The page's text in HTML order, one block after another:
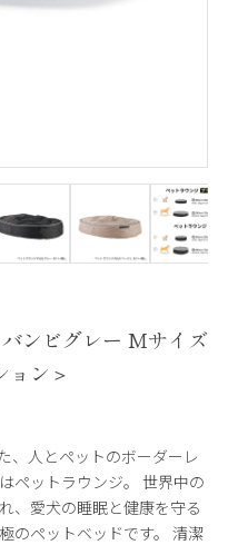
ンビグレー Mサイズ
ョン＞
、人とペットのボーダーレ
ペットラウンジ。 世界中の
、愛犬の睡眠と健康を守る
のペットベッドです。 清潔